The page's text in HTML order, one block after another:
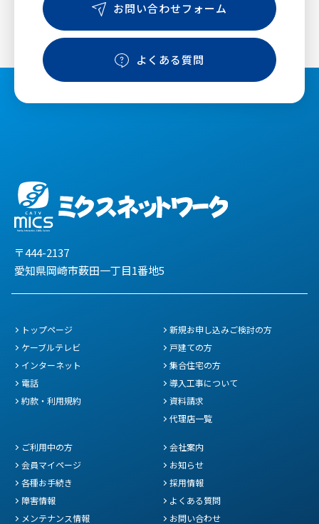
お問い合わせフォーム
よくある質問
〒444-2137
愛知県岡崎市薮田一丁目1番地5
トップページ
ケーブルテレビ
インターネット
電話
約款・利用規約
新規お申し込みご検討の方
戸建ての方
集合住宅の方
導入工事について
資料請求
代理店一覧
ご利用中の方
会員マイページ
各種お手続き
障害情報
メンテナンス情報
会社案内
お知らせ
採用情報
よくある質問
お問い合わせ